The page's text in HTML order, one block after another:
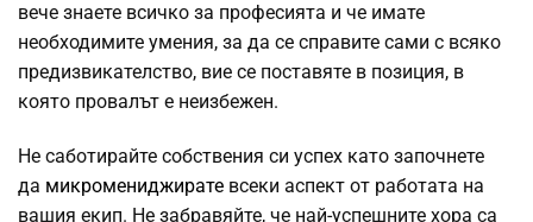
вече знаете всичко за професията и че имате
необходимите умения, за да се справите сами с всяко
предизвикателство, вие се поставяте в позиция, в
която провалът е неизбежен.
Не саботирайте собствения си успех като започнете
да микромениджирате всеки аспект от работата на
вашия екип. Не забравяйте, че най-успешните хора са